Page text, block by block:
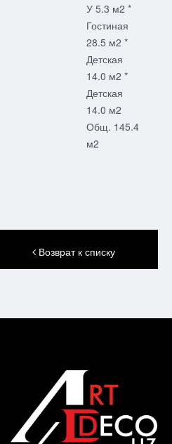
У 5.3 м2 *
Гостиная
28.5 м2 *
Детская
14.0 м2 *
Детская
14.0 м2
Общ. 145.4
м2
Возврат к списку